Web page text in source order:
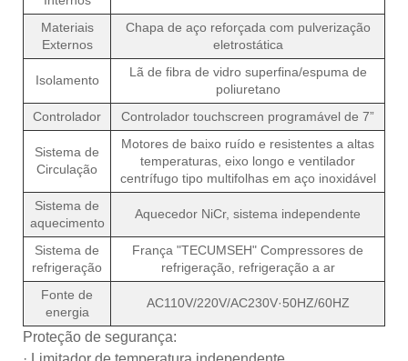
Materiais
Externos
Chapa de aço reforçada com pulverização
eletrostática
Isolamento
Lã de fibra de vidro superfina/espuma de
poliuretano
Controlador
Controlador touchscreen programável de 7”
Sistema de
Circulação
Motores de baixo ruído e resistentes a altas
temperaturas, eixo longo e ventilador
centrífugo tipo multifolhas em aço inoxidável
Sistema de
aquecimento
Aquecedor NiCr, sistema independente
Sistema de
refrigeração
França "TECUMSEH" Compressores de
refrigeração, refrigeração a ar
Fonte de
energia
AC110V/220V/AC230V·50HZ/60HZ
Proteção de segurança: